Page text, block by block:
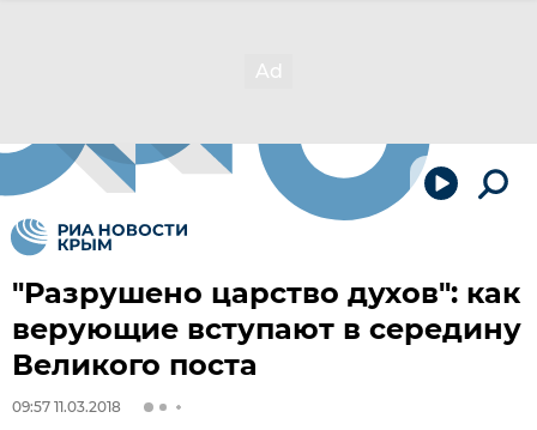
"Разрушено царство духов": как
верующие вступают в середину
Великого поста
09:57 11.03.2018